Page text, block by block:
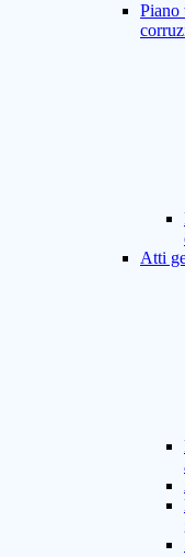
Piano
Atti